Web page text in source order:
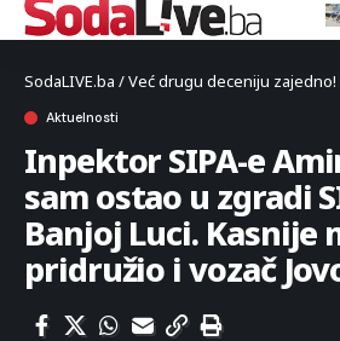
SodaLIVE.ba / Već drugu deceniju zajedno!
Aktuelnosti
Inpektor SIPA-e
sam ostao u zgradi
Banjoj Luci. Kasnije
pridružio i vozač